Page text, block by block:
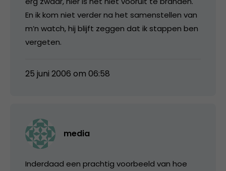
En ik kom niet verder na het samenstellen van
m’n watch, hij blijft zeggen dat ik stappen ben
vergeten.
25 juni 2006 om 06:58
media
Inderdaad een prachtig voorbeeld van hoe